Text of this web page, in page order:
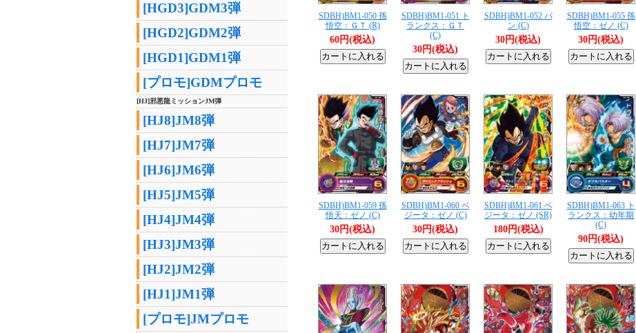
[HGD3]GDM3弾
[HGD2]GDM2弾
[HGD1]GDM1弾
[プロモ]GDMプロモ
[HJ]邪悪龍ミッションJM弾
[HJ8]JM8弾
[HJ7]JM7弾
[HJ6]JM6弾
[HJ5]JM5弾
[HJ4]JM4弾
[HJ3]JM3弾
[HJ2]JM2弾
[HJ1]JM1弾
[プロモ]JMプロモ
SDBH)BM1-050 孫
悟空：ＧＴ (R)
60円(税込)
SDBH)BM1-051 ト
ランクス：ＧＴ
(C)
30円(税込)
SDBH)BM1-052 パ
ン (C)
30円(税込)
SDBH)BM1-055 孫
悟空：ゼノ (C)
30円(税込)
SDBH)BM1-059 孫
悟天：ゼノ (C)
30円(税込)
SDBH)BM1-060 ベ
ジータ：ゼノ (C)
30円(税込)
SDBH)BM1-061 ベ
ジータ：ゼノ (SR)
180円(税込)
SDBH)BM1-063 ト
ランクス：幼年期
(C)
90円(税込)